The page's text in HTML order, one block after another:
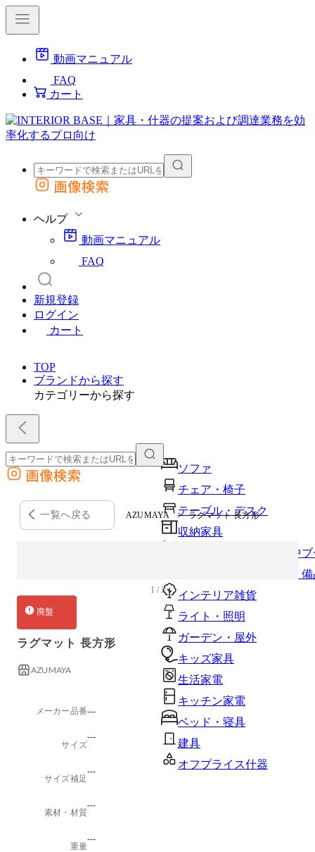
動画マニュアル
FAQ
カート
外部サイトの商品をカートに追加
画像検索
ヘルプ
動画マニュアル
FAQ
新規登録
ログイン
カート
TOP
ブランドから探す
カテゴリーから探す
ソファ
チェア・椅子
テーブル・デスク
収納家具
パーソナルブース・集中
オフィスアクセサリー・
インテリア雑貨
ライト・照明
ガーデン・屋外
キッズ家具
生活家電
キッチン家電
ベッド・寝具
建具
オフプライス什器
外部サイトの商品をカートに追加
他のサイトで見つけた商品ページのURLを貼り付けて、カートに追加できます
画像検索
一覧へ戻る AZUMAYA ラグマット 長方形
1 / 3
廃盤
ラグマット 長方形
AZUMAYA
メーカー品番---
サイズ
---
サイズ補足
---
素材・材質
---
重量
---